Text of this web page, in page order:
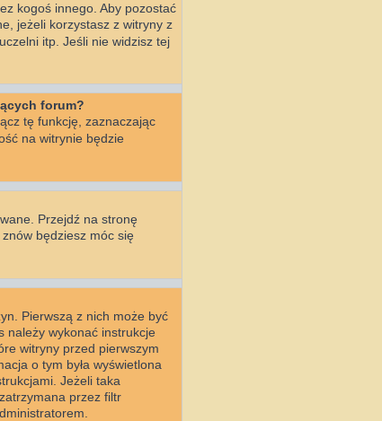
kogoś innego. Aby pozostać
jeżeli korzystasz z witryny z
itp. Jeśli nie widzisz tej
forum?
tę funkcję, zaznaczając
na witrynie będzie
Przejdź na stronę
znów będziesz móc się
Pierwszą z nich może być
należy wykonać instrukcje
witryny przed pierwszym
o tym była wyświetlona
Jeżeli taka
przez filtr